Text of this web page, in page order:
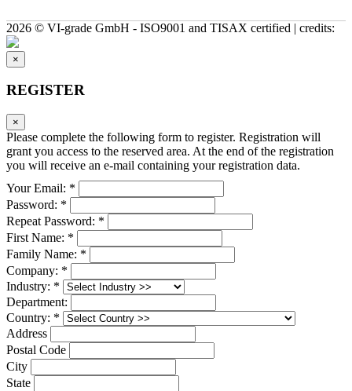
2026 © VI-grade GmbH - ISO9001 and TISAX certified | credits:
×
REGISTER
×
Please complete the following form to register. Registration will
grant you access to the reserved area. At the end of the registration
you will receive an e-mail containing your registration data.
Your Email: *
Password: *
Repeat Password: *
First Name: *
Family Name: *
Company: *
Industry: *
Department:
Country: *
Address
Postal Code
City
State